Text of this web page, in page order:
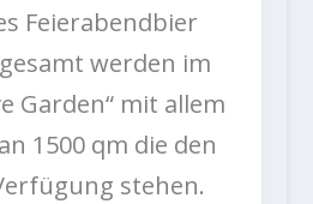
Feierabendbier
werden im
Garden“ mit allem
1500 qm die den
stehen.